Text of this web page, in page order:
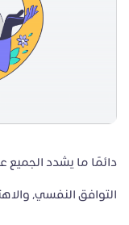
دائمًا ما يشدد الجميع
التوافق النفسي،